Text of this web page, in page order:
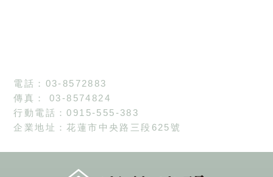
電話：03-8572883
傳真： 03-8574824
行動電話：0915-555-383
企業地址：花蓮市中央路三段625號